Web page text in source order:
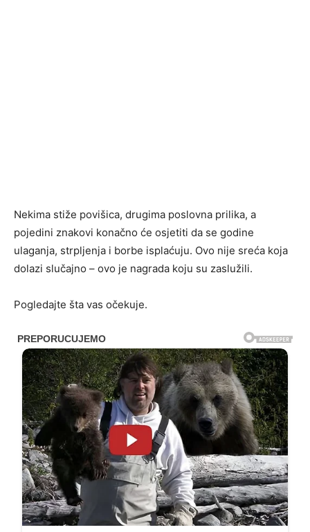
Nekima stiže povišica, drugima poslovna prilika, a
pojedini znakovi konačno će osjetiti da se godine
ulaganja, strpljenja i borbe isplaćuju. Ovo nije sreća koja
dolazi slučajno – ovo je nagrada koju su zaslužili.
Pogledajte šta vas očekuje.